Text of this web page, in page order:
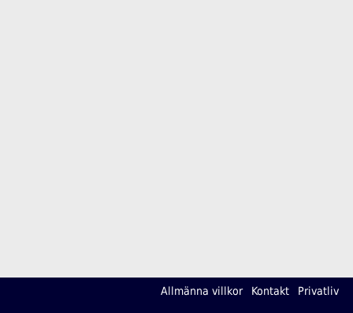
Allmänna villkor Kontakt Privatliv